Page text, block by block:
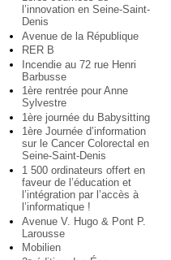
l’innovation en Seine-Saint-
Denis
Avenue de la République
RER B
Incendie au 72 rue Henri
Barbusse
1ère rentrée pour Anne
Sylvestre
1ère journée du Babysitting
1ère Journée d’information
sur le Cancer Colorectal en
Seine-Saint-Denis
1 500 ordinateurs offert en
faveur de l’éducation et
l’intégration par l’accès à
l’informatique !
Avenue V. Hugo & Pont P.
Larousse
Mobilien